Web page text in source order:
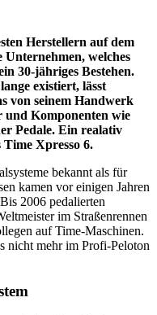
Herstellern auf dem
welches
30-jähriges Bestehen.
existiert, lässt
von seinem Handwerk
Komponenten wie
Pedale. Ein realativ
Time Xpresso 6.
bekannt als für
kamen vor einigen Jahren
2006 pedalierten
im Straßenrennen
auf Time-Maschinen.
nicht mehr im Profi-Peloton